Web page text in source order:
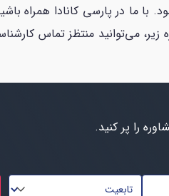
ما در پارسی کانادا همراه
می‌توانید منتظز تماس
را پر کنید.